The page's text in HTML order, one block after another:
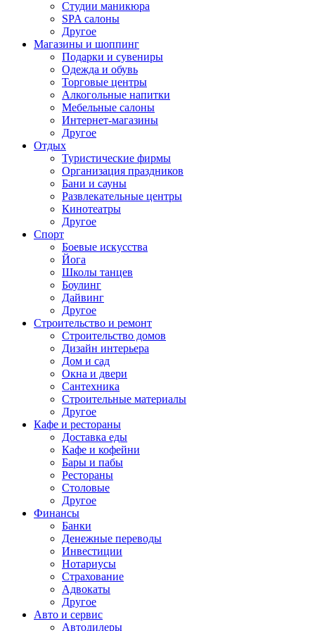
Студии маникюра
SPA салоны
Другое
Магазины и шоппинг
Подарки и сувениры
Одежда и обувь
Торговые центры
Алкогольные напитки
Мебельные салоны
Интернет-магазины
Другое
Отдых
Туристические фирмы
Организация праздников
Бани и сауны
Развлекательные центры
Кинотеатры
Другое
Спорт
Боевые искусства
Йога
Школы танцев
Боулинг
Дайвинг
Другое
Строительство и ремонт
Строительство домов
Дизайн интерьера
Дом и сад
Окна и двери
Сантехника
Строительные материалы
Другое
Кафе и рестораны
Доставка еды
Кафе и кофейни
Бары и пабы
Рестораны
Столовые
Другое
Финансы
Банки
Денежные переводы
Инвестиции
Нотариусы
Страхование
Адвокаты
Другое
Авто и сервис
Автодилеры